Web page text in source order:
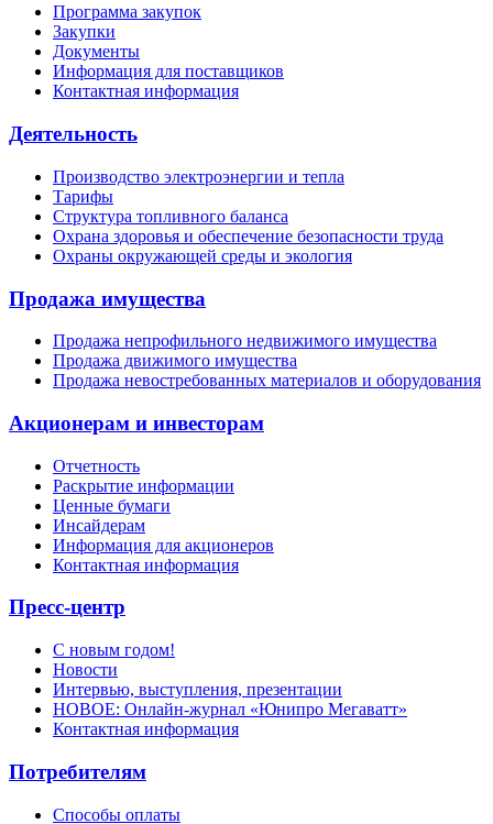
Программа закупок
Закупки
Документы
Информация для поставщиков
Контактная информация
Деятельность
Производство электроэнергии и тепла
Тарифы
Структура топливного баланса
Охрана здоровья и обеспечение безопасности труда
Охраны окружающей среды и экология
Продажа имущества
Продажа непрофильного недвижимого имущества
Продажа движимого имущества
Продажа невостребованных материалов и оборудования
Акционерам и инвесторам
Отчетность
Раскрытие информации
Ценные бумаги
Инсайдерам
Информация для акционеров
Контактная информация
Пресс-центр
С новым годом!
Новости
Интервью, выступления, презентации
НОВОЕ: Онлайн-журнал «Юнипро Мегаватт»
Контактная информация
Потребителям
Способы оплаты